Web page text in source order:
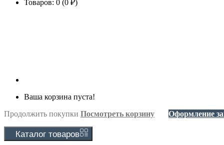
Товаров: 0 (0 ₽)
Ваша корзина пуста!
Продолжить покупки Посмотреть корзину Оформление
Каталог товаров